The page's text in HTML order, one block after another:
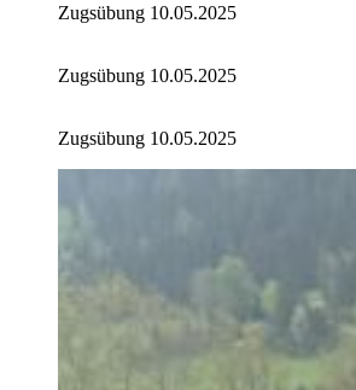
Zugsübung 10.05.2025
Zugsübung 10.05.2025
Zugsübung 10.05.2025